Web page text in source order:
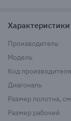
Характеристики
Производитель
Модель
Код производителя
Диагональ
Размер полотна, см
Размер рабочей